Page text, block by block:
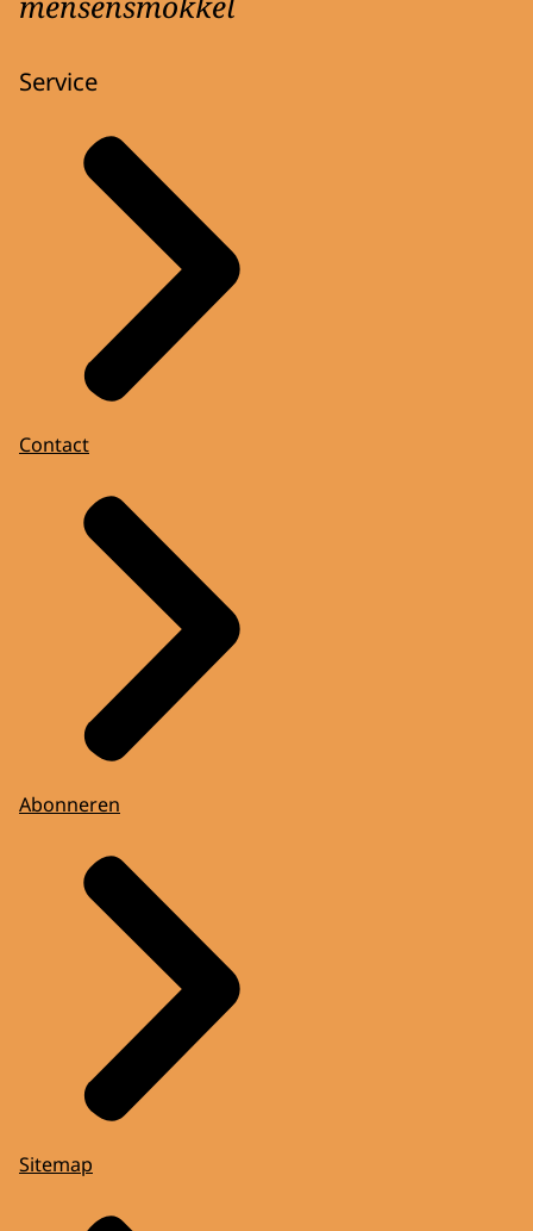
vraag te beantwoorden of uw reactie te
met derden, tenzij dit voor toezichts- of
opsporingstaken noodzakelijk is.
Hoelang bewaren wij uw gegevens?
Het EMM bewaart uw persoonsgegevens
niet langer dan noodzakelijk is om de
doelen te realiseren waarvoor uw gegevens
zijn verzameld en in ieder geval niet langer
dan de wettelijke bewaartermijnen.
de pagina
tabblad)
Service
Contact
Abonneren
Sitemap